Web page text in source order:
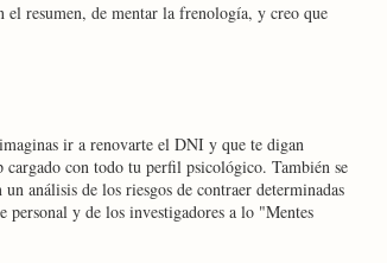
el resumen, de mentar la frenología, y creo que
ir a renovarte el DNI y que te digan
cargado con todo tu perfil psicológico. También se
análisis de los riesgos de contraer determinadas
personal y de los investigadores a lo "Mentes